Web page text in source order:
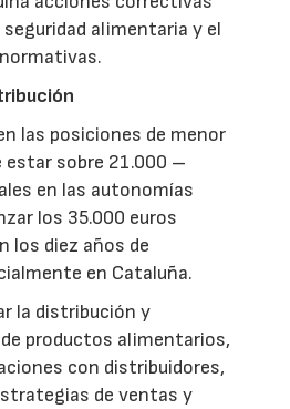
alimentaria y el
las posiciones de menor
estar sobre 21.000 –
en las autonomías
los 35.000 euros
los diez años de
en Cataluña.
la distribución y
productos alimentarios,
con distribuidores,
de ventas y